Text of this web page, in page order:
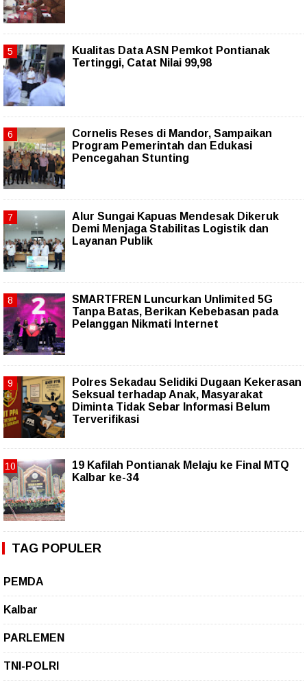
Kualitas Data ASN Pemkot Pontianak
Tertinggi, Catat Nilai 99,98
Cornelis Reses di Mandor, Sampaikan
Program Pemerintah dan Edukasi
Pencegahan Stunting
Alur Sungai Kapuas Mendesak Dikeruk
Demi Menjaga Stabilitas Logistik dan
Layanan Publik
SMARTFREN Luncurkan Unlimited 5G
Tanpa Batas, Berikan Kebebasan pada
Pelanggan Nikmati Internet
Polres Sekadau Selidiki Dugaan Kekerasan
Seksual terhadap Anak, Masyarakat
Diminta Tidak Sebar Informasi Belum
Terverifikasi
19 Kafilah Pontianak Melaju ke Final MTQ
Kalbar ke-34
TAG POPULER
PEMDA
Kalbar
PARLEMEN
TNI-POLRI